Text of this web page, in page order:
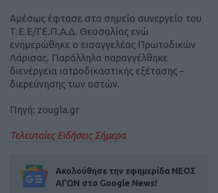
Αμέσως έφτασε στο σημείο συνεργείο του
Τ.Ε.Ε/ΓΕ.Π.Α.Δ. Θεσσαλίας ενώ
ενημερώθηκε ο εισαγγελέας Πρωτοδικών
Λάρισας. Παράλληλα παραγγέλθηκε
διενέργεια ιατροδικαστικής εξέτασης –
διερεύνησης των οστών.
Πηγή: zougla.gr
Τελευταίες Ειδήσεις Σήμερα
Ακολούθησε την εφημερίδα ΝΕΟΣ
ΑΓΩΝ στο Google News!